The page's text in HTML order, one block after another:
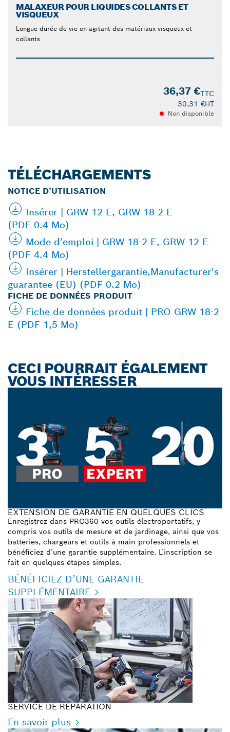
MALAXEUR POUR LIQUIDES COLLANTS ET
VISQUEUX
Longue durée de vie en agitant des matériaux visqueux et
collants
36,37 €TTC
30,31 €HT
Non disponible
TÉLÉCHARGEMENTS
NOTICE D’UTILISATION
Insérer | GRW 12 E, GRW 18-2 E
(PDF 0.4 Mo)
Mode d’emploi | GRW 18-2 E, GRW 12 E
(PDF 4.4 Mo)
Insérer | Herstellergarantie,Manufacturer's
guarantee (EU) (PDF 0.2 Mo)
FICHE DE DONNÉES PRODUIT
Fiche de données produit | PRO GRW 18-2
E (PDF 1,5 Mo)
CECI POURRAIT ÉGALEMENT
VOUS INTÉRESSER
EXTENSION DE GARANTIE EN QUELQUES CLICS
Enregistrez dans PRO360 vos outils électroportatifs, y
compris vos outils de mesure et de jardinage, ainsi que vos
batteries, chargeurs et outils à main professionnels et
bénéficiez d’une garantie supplémentaire. L’inscription se
fait en quelques étapes simples.
BÉNÉFICIEZ D’UNE GARANTIE
SUPPLÉMENTAIRE
SERVICE DE RÉPARATION
En savoir plus